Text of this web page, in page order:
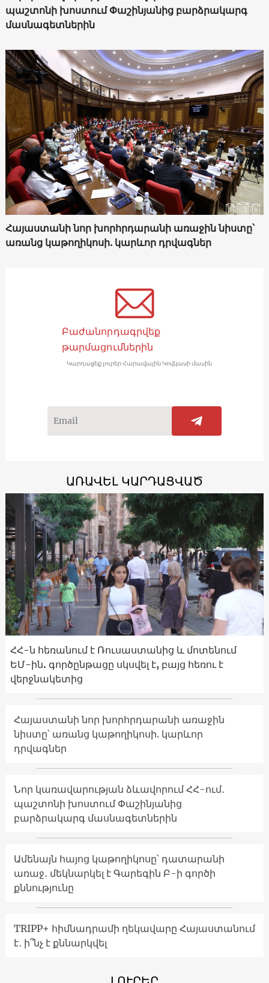
պաշտոնի խոստում Փաշինյանից բարձրակարգ
մասնագետներին
Հայաստանի նոր խորհրդարանի առաջին նիստը՝
առանց կաթողիկոսի. կարևոր դրվագներ
Բաժանորդագրվեք
թարմացումներին
Կարդացեք լուրեր Հարավային Կովկասի մասին
ԱՌԱՎԵԼ ԿԱՐԴԱՑՎԱԾ
ՀՀ-ն հեռանում է Ռուսաստանից և մոտենում
ԵՄ-ին. գործընթացը սկսվել է, բայց հեռու է
վերջնակետից
Հայաստանի նոր խորհրդարանի առաջին
նիստը՝ առանց կաթողիկոսի. կարևոր
դրվագներ
Նոր կառավարության ձևավորում ՀՀ-ում․
պաշտոնի խոստում Փաշինյանից
բարձրակարգ մասնագետներին
Ամենայն հայոց կաթողիկոսը՝ դատարանի
առաջ․ մեկնարկել է Գարեգին Բ-ի գործի
քննությունը
TRIPP+ հիմնադրամի ղեկավարը Հայաստանում
է․ ի՞նչ է քննարկվել